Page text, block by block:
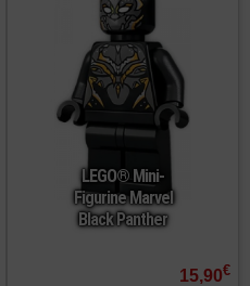
LEGO® Mini-
Figurine Marvel
Black Panther
15,90€